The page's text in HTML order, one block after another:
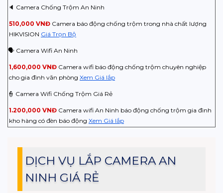
🔈 Camera Chống Trộm An Ninh
510,000 VNĐ Camera báo động chống trộm trong nhà chất lượng
HIKVISION Giá Trọn Bộ
🗣️ Camera Wifi An Ninh
1,600,000 VNĐ Camera wifi báo động chống trộm chuyên nghiệp
cho gia đình văn phòng Xem Giá lắp
👮 Camera Wifi Chống Trộm Giá Rẻ
1.200,000 VNĐ Camera wifi An Ninh báo động chống trộm gia đình
kho hàng có đèn báo động Xem Giá lắp
DỊCH VỤ LẮP CAMERA AN
NINH GIÁ RẺ